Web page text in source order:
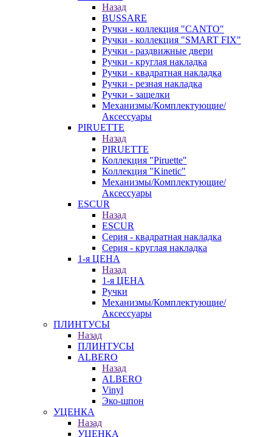
Назад
BUSSARE
Ручки - коллекция "CANTO"
Ручки - коллекция "SMART FIX"
Ручки - раздвижные двери
Ручки - круглая накладка
Ручки - квадратная накладка
Ручки - резная накладка
Ручки - защелки
Механизмы/Комплектующие/
Аксессуары
PIRUETTE
Назад
PIRUETTE
Коллекция "Piruette"
Коллекция "Kinetic"
Механизмы/Комплектующие/
Аксессуары
ESCUR
Назад
ESCUR
Серия - квадратная накладка
Серия - круглая накладка
1-я ЦЕНА
Назад
1-я ЦЕНА
Ручки
Механизмы/Комплектующие/
Аксессуары
ПЛИНТУСЫ
Назад
ПЛИНТУСЫ
ALBERO
Назад
ALBERO
Vinyl
Эко-шпон
УЦЕНКА
Назад
УЦЕНКА